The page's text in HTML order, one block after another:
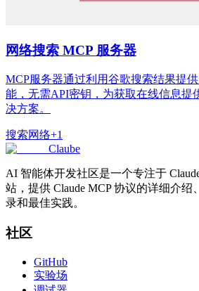
网络搜索 MCP 服务器
MCP服务器通过利用谷歌搜索结果提
能，无需API密钥，为获取在线信息提
决方案。
搜索网络+1
Claube
AI 智能体开发社区是一个专注于
站，提供 Claude MCP 协议的详细介绍
录和最佳实践。
社区
GitHub
实验场